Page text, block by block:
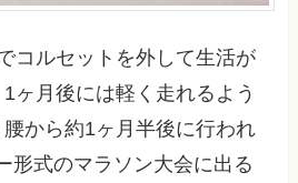
コルセットを外して生活が
ヶ月後には軽く走れるよう
から約1ヶ月半後に行われ
形式のマラソン大会に出る